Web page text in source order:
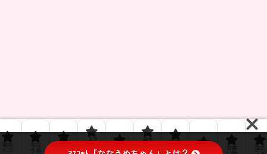
ﾊﾞｼｰ
グ】
い合
返金
び返
生梅
売に
利用
フォ